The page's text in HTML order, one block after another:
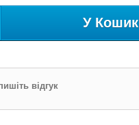
У Кошик
відгук